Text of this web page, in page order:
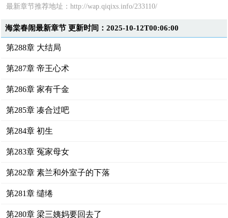
最新章节推荐地址：http://wap.qiqixs.info/233110/
海棠春闹最新章节 更新时间：2025-10-12T00:06:00
第288章 大结局
第287章 帝王心术
第286章 家有千金
第285章 凑合过吧
第284章 初生
第283章 冤家母女
第282章 素兰和外室子的下落
第281章 缱绻
第280章 梁三姨妈要回去了